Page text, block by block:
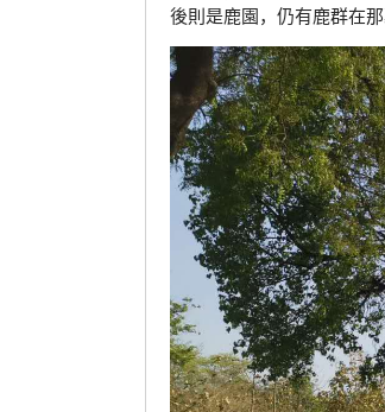
後則是鹿園，仍有鹿群在那